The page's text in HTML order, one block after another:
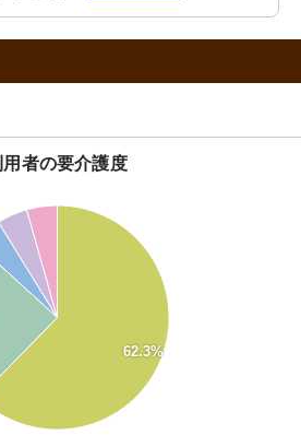
用者の要介護度
62.3%